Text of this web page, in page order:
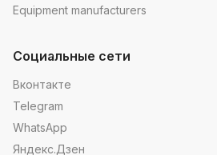
Equipment manufacturers
Социальные сети
Вконтакте
Telegram
WhatsApp
Яндекс.Дзен